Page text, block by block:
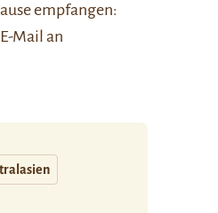
empfangen:
Mail an